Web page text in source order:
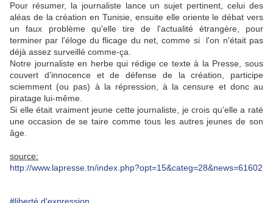
Pour résumer, la journaliste lance un sujet pertinent, celui des
aléas de la création en Tunisie, ensuite elle oriente le débat vers
un faux problème qu'elle tire de l'actualité étrangère, pour
terminer par l'éloge du flicage du net, comme si l'on n'était pas
déjà assez surveillé comme-ça.
Notre journaliste en herbe qui rédige ce texte à la Presse, sous
couvert d’innocence et de défense de la création, participe
sciemment (ou pas) à la répression, à la censure et donc au
piratage lui-même.
Si elle était vraiment jeune cette journaliste, je crois qu’elle a raté
une occasion de se taire comme tous les autres jeunes de son
âge.
source:
http://www.lapresse.tn/index.php?opt=15&categ=28&news=61602